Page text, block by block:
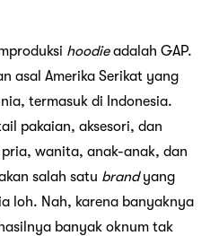
hoodieadalah GAP.
asal Amerika Serikat yang
termasuk di Indonesia.
pakaian, aksesori, dan
wanita, anak-anak, dan
salah satu brandyang
loh. Nah, karena banyaknya
banyak oknum tak